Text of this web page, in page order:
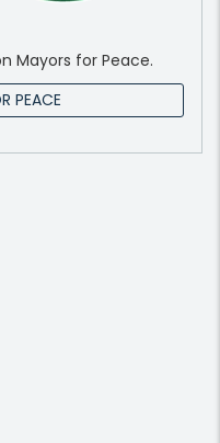
Mayors for Peace.
PEACE